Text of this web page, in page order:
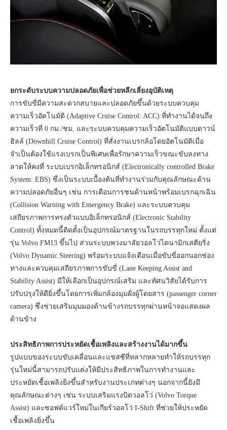
ยกระดับระบบความปลอดภัยเพื่อช่วยหลีกเลี่ยงอุบัติเหตุ
การขับขี่มีความสะดวกสบายและปลอดภัยขึ้นด้วยระบบควบคุม
ความเร็วอัตโนมัติ (Adaptive Cruise Control: ACC) ที่ทำงานได้จนถึง
ความเร็วที่ 0 กม./ชม. และระบบควบคุมความเร็วอัตโนมัติแบบดาวน์
ฮิลล์ (Downhill Cruise Control) ที่สั่งงานเบรกล้อโดยอัตโนมัติเมื่อ
จำเป็นต้องใช้แรงเบรกเป็นพิเศษเพื่อรักษาความเร็วขณะขับลงทาง
ลาดให้คงที่ ระบบเบรกอิเล็กทรอนิกส์ (Electronically controlled Brake
System: EBS) ซึ่งเป็นระบบเบื้องต้นที่ทำงานร่วมกับคุณลักษณะด้าน
ความปลอดภัยอื่นๆ เช่น การเตือนการชนด้านหน้าพร้อมเบรกฉุกเฉิน
(Collision Warning with Emergency Brake) และระบบควบคุม
เสถียรภาพการทรงตัวแบบอิเล็กทรอนิกส์ (Electronic Stability
Control) ทั้งหมดนี้ติดตั้งเป็นอุปกรณ์มาตรฐานในรถบรรทุกใหม่ ตั้งแต่
รุ่น Volvo FM13 ขึ้นไป ส่วนระบบพวงมาลัยวอลโว่ไดนามิกเสตียริ่ง
(Volvo Dynamic Steering) พร้อมระบบแจ้งเตือนเมื่อขับขี่ออกนอกช่อง
ทางและควบคุมเสถียรภาพการขับขี่ (Lane Keeping Assist and
Stability Assist) มีให้เลือกเป็นอุปกรณ์เสริม และทัศนวิสัยได้รับการ
ปรับปรุงให้ดียิ่งขึ้นโดยการเพิ่มกล้องมุมฝั่งผู้โดยสาร (passenger corner
camera) ซึ่งช่วยเสริมมุมมองด้านข้างรถบรรทุกผ่านหน้าจอแสดงผล
ด้านข้าง
ประสิทธิภาพการประหยัดเชื้อเพลิงและสร้างงานได้มากขึ้น
รูปแบบของระบบขับเคลื่อนและแชสซีที่หลากหลายทำให้รถบรรทุก
รุ่นใหม่นี้สามารถปรับแต่งให้มีประสิทธิภาพในการทำงานและ
ประหยัดเชื้อเพลิงยิ่งขึ้นสำหรับงานประเภทต่างๆ นอกจากนี้ยังมี
คุณลักษณะต่างๆ เช่น ระบบเสริมแรงบิดวอลโว่ (Volvo Torque
Assist) และซอฟต์แวร์ใหม่ในเกียร์วอลโว่ I-Shift ที่ช่วยให้ประหยัด
เชื้อเพลิงยิ่งขึ้น